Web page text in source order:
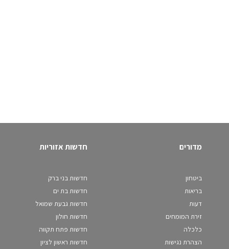
מדורים
ביטחון
בריאות
דעות
זירת המומחים
כלכלה
הצהרת נגישות
חדשות אזוריות
חדשות בני ברק
חדשות בת ים
חדשות גבעת שמואל
חדשות חולון
חדשות פתח תקווה
חדשות ראשון לציון